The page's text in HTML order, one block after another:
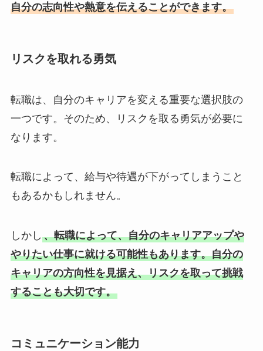
自分の志向性や熱意を伝えることができます。
リスクを取れる勇気
転職は、自分のキャリアを変える重要な選択肢の
一つです。そのため、リスクを取る勇気が必要に
なります。
転職によって、給与や待遇が下がってしまうこと
もあるかもしれません。
しかし 、転職によって、自分のキャリアアップや
やりたい仕事に就ける可能性もあります。自分の
キャリアの方向性を見据え、リスクを取って挑戦
することも大切です。
コミュニケーション能力